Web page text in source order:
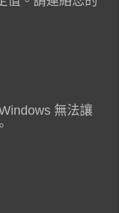
無法讓